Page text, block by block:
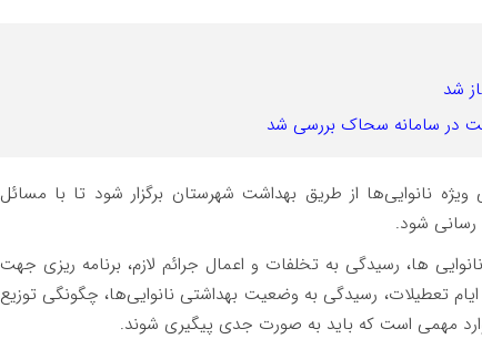
شد
نانوایی‌ها از طریق بهداشت شهرستان برگزار شود تا با مسائل
رسانی شود.
ها، رسیدگی به تخلفات و اعمال جرائم لازم، برنامه ریزی جهت
تعطیلات، رسیدگی به وضعیت بهداشتی نانوایی‌ها، چگونگی توزیع
مهمی است که باید به صورت جدی پیگیری شوند.